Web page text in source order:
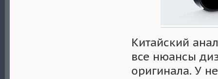
Китайский
все нюансы
оригинала. У